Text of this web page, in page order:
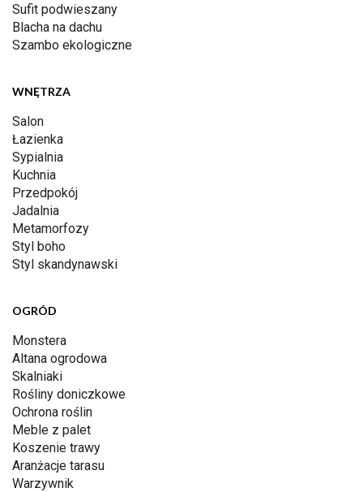
Sufit podwieszany
Blacha na dachu
Szambo ekologiczne
WNĘTRZA
Salon
Łazienka
Sypialnia
Kuchnia
Przedpokój
Jadalnia
Metamorfozy
Styl boho
Styl skandynawski
OGRÓD
Monstera
Altana ogrodowa
Skalniaki
Rośliny doniczkowe
Ochrona roślin
Meble z palet
Koszenie trawy
Aranżacje tarasu
Warzywnik